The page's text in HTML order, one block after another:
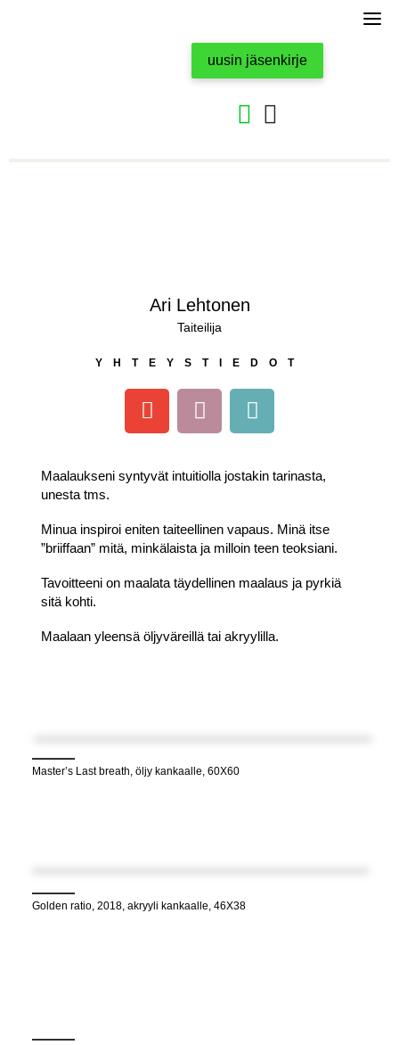
uusin jäsenkirje
Ari Lehtonen
Taiteilija
YHTEYSTIEDOT
Maalaukseni syntyvät intuitiolla jostakin tarinasta,
unesta tms.
Minua inspiroi eniten taiteellinen vapaus. Minä itse
”briiffaan” mitä, minkälaista ja milloin teen teoksiani.
Tavoitteeni on maalata täydellinen maalaus ja pyrkiä
sitä kohti.
Maalaan yleensä öljyväreillä tai akryylilla.
Master’s Last breath, öljy kankaalle, 60X60
Golden ratio, 2018, akryyli kankaalle, 46X38